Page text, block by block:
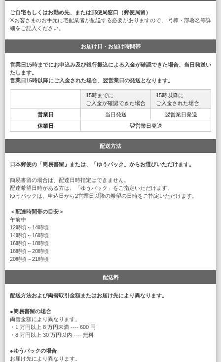
ご自宅もしくはお勤め先、または郵便局窓口（郵便局留）
※お客さまのお手元に宅配業者が配送する必要がありますので、 号棟・部署名等詳
細をご記入ください。
お届け日・お届け時間帯
営業日15時までにお申込み及び銀行振込による入金が確認できた場合、当日発送い
たします。
営業日15時以降にご入金された場合、翌営業日の発送となります。
15時までに
ご入金が確認できた場合
15時以降に
ご入金された場合
営業日
当日発送
翌営業日発送
休業日
翌営業日発送
配送方法
日本郵便の「簡易書留」または、「ゆうパック」からお選びいただけます。
簡易書留の場合は、配達日時指定はできません。
配達希望日時がある方は、「ゆうパック」をご指定いただけます。
ゆうパックは、申込日から2営業日以降の希望の日時をご指定いただけます。
＜配達時間帯の目安＞
午前中
12時頃～14時頃
14時頃～16時頃
16時頃～18時頃
18時頃～20時頃
20時頃～21時頃
配送料
配送方法および両替取引金額またはお届け先により異なります。
●簡易書留の場合
両替金額により異なります。
・1 万円以上 8 万円未満 ---- 600 円
・8 万円以上 30 万円以内 ---- 無料
●ゆうパックの場合
お届け先により異なります。